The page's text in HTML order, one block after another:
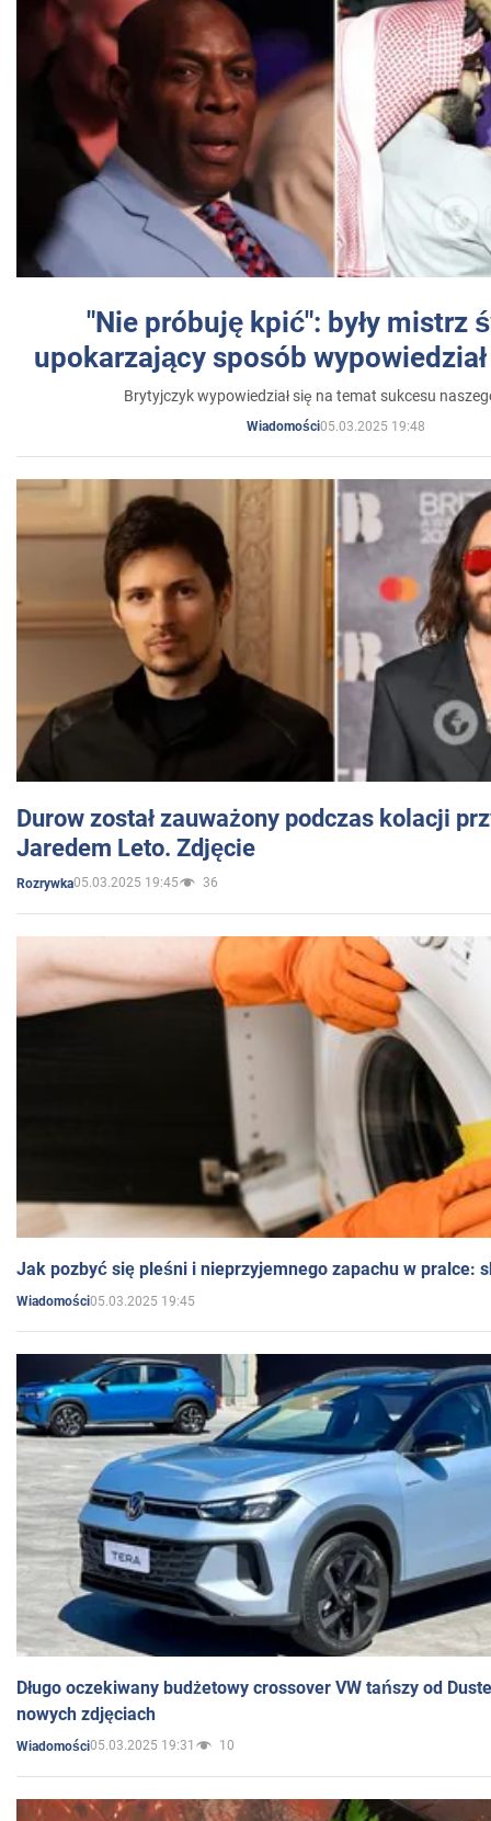
"Nie próbuję kpić": były mistrz
upokarzający sposób
Brytyjczyk wypowiedział się na temat sukcesu
Wiadomości05.03.2025 19:48
Durow został zauważony podczas kolacji
Jaredem Leto. Zdjęcie
Rozrywka05.03.2025 19:45 36
Jak pozbyć się pleśni i nieprzyjemnego zapachu w pralce:
Wiadomości05.03.2025 19:45
Długo oczekiwany budżetowy crossover VW tańszy od
nowych zdjęciach
Wiadomości05.03.2025 19:31 10